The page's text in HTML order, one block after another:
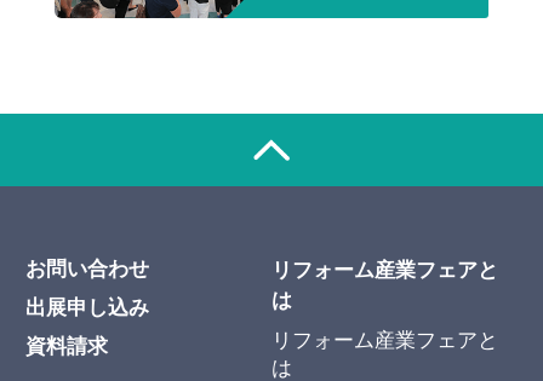
お問い合わせ
出展申し込み
資料請求
リフォーム産業フェアと
は
リフォーム産業フェアと
は